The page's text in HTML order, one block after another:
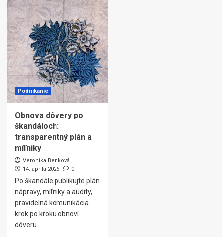
Podnikanie
Obnova dôvery po
škandáloch:
transparentný plán a
míľniky
Veronika Benková
14. apríla 2026
0
Po škandále publikujte plán
nápravy, míľniky a audity,
pravidelná komunikácia
krok po kroku obnoví
dôveru.